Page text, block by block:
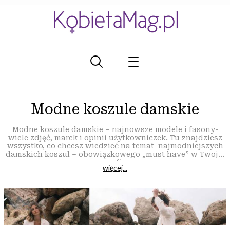
Modne koszule damskie
Modne koszule damskie – najnowsze modele i fasony-
wiele zdjęć, marek i opinii użytkowniczek. Tu znajdziesz
wszystko, co chcesz wiedzieć na temat najmodniejszych
damskich koszul – obowiązkowego „must have” w Twojej
szafie.
więcej...